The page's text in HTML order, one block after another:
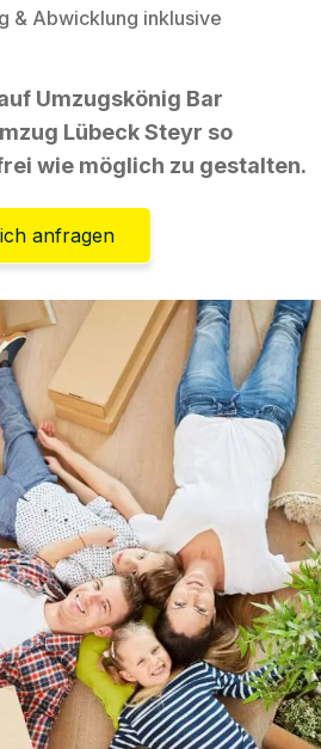
& Abwicklung inklusive
Umzugskönig Bar
Lübeck Steyr so
wie möglich zu gestalten.
anfragen